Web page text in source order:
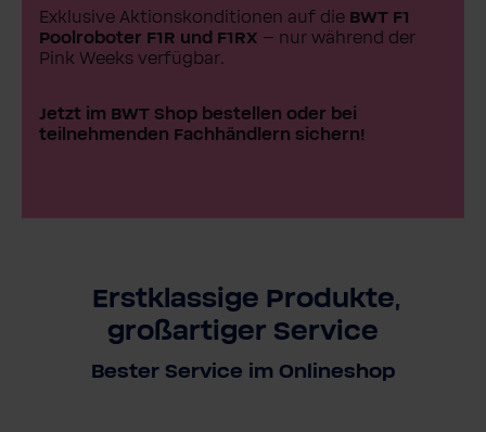
Exklusive Aktionskonditionen auf die BWT F1
Poolroboter F1R und F1RX – nur während der
Pink Weeks verfügbar.
Jetzt im BWT Shop bestellen oder bei
teilnehmenden Fachhändlern sichern!
Erstklassige Produkte,
großartiger Service
Bester Service im Onlineshop